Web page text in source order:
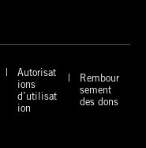
Autorisat
ions
d’utilisat
ion
Rembour
sement
des dons